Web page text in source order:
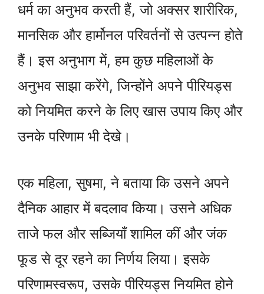
धर्म का अनुभव करती हैं, जो अक्सर शारीरिक,
मानसिक और हार्मोनल परिवर्तनों से उत्पन्न होते
हैं। इस अनुभाग में, हम कुछ महिलाओं के
अनुभव साझा करेंगे, जिन्होंने अपने पीरियड्स
को नियमित करने के लिए खास उपाय किए और
उनके परिणाम भी देखे।
एक महिला, सुषमा, ने बताया कि उसने अपने
दैनिक आहार में बदलाव किया। उसने अधिक
ताजे फल और सब्जियाँ शामिल कीं और जंक
फूड से दूर रहने का निर्णय लिया। इसके
परिणामस्वरूप, उसके पीरियड्स नियमित होने